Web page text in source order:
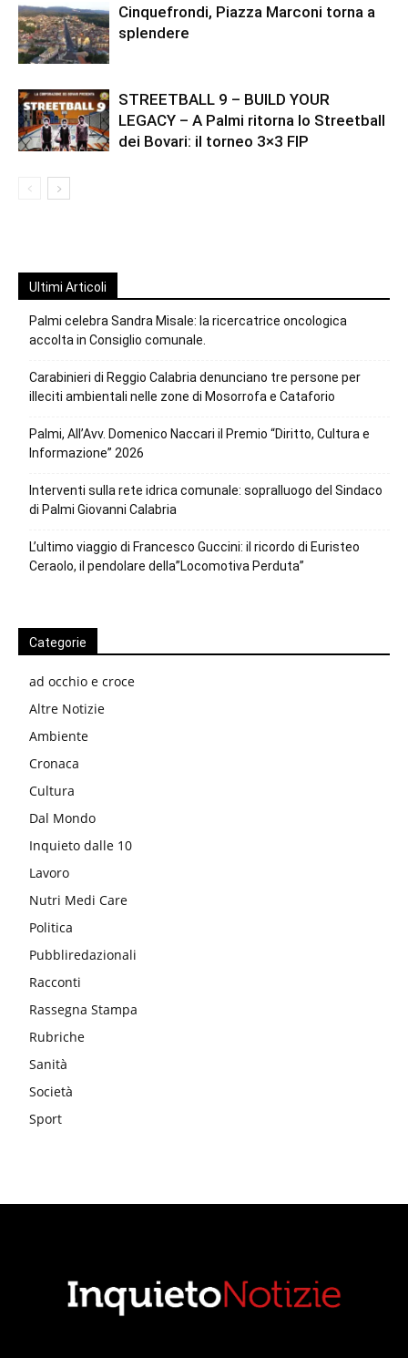
Cinquefrondi, Piazza Marconi torna a
splendere
STREETBALL 9 – BUILD YOUR
LEGACY – A Palmi ritorna lo Streetball
dei Bovari: il torneo 3×3 FIP
Ultimi Articoli
Palmi celebra Sandra Misale: la ricercatrice oncologica
accolta in Consiglio comunale.
Carabinieri di Reggio Calabria denunciano tre persone per
illeciti ambientali nelle zone di Mosorrofa e Cataforio
Palmi, All’Avv. Domenico Naccari il Premio “Diritto, Cultura e
Informazione” 2026
Interventi sulla rete idrica comunale: sopralluogo del Sindaco
di Palmi Giovanni Calabria
L’ultimo viaggio di Francesco Guccini: il ricordo di Euristeo
Ceraolo, il pendolare della”Locomotiva Perduta”
Categorie
ad occhio e croce
Altre Notizie
Ambiente
Cronaca
Cultura
Dal Mondo
Inquieto dalle 10
Lavoro
Nutri Medi Care
Politica
Pubbliredazionali
Racconti
Rassegna Stampa
Rubriche
Sanità
Società
Sport